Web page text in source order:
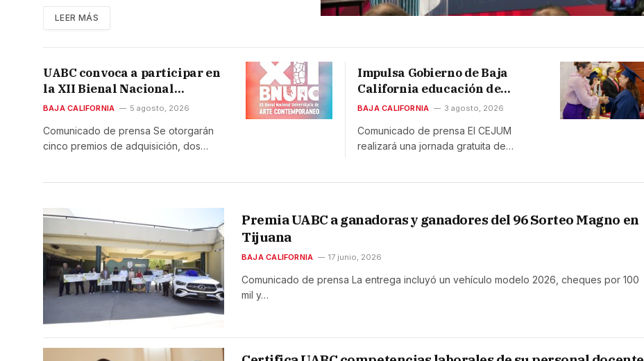
LEER MÁS
UABC convoca a participar en
la XII Bienal Nacional
Universitaria de arte
BAJA CALIFORNIA 5 agosto, 2026
Comunicado de prensa Se otorgarán
cinco premios de adquisición, dos…
Impulsa Gobierno de Baja
California educación de
mujeres con jornada gratuita
BAJA CALIFORNIA 3 agosto, 2026
Comunicado de prensa El CEJUM
realizará una jornada gratuita de…
Premia UABC a ganadoras y ganadores del 96 Sorteo Magno en
Tijuana
BAJA CALIFORNIA 17 junio, 2026
Comunicado de prensa La entrega incluyó un vehículo modelo 2026, cheques por 100
mil y…